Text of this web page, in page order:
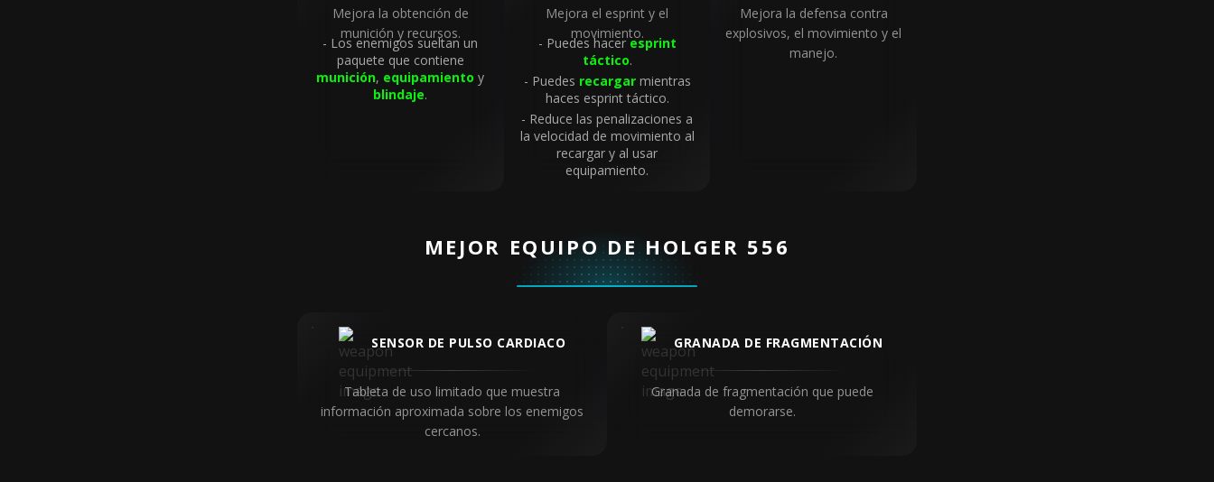
Mejora la obtención de
munición y recursos.
Los enemigos sueltan un
paquete que contiene
munición, equipamiento y
blindaje.
Mejora el esprint y el
movimiento.
Puedes haceresprint
táctico.
Puedes recargarmientras
haces esprint táctico.
Reduce las penalizaciones a
la velocidad de movimiento al
recargar y al usar
equipamiento.
Mejora la defensa contra
explosivos, el movimiento y el
manejo.
MEJOR EQUIPO DE HOLGER 556
SENSOR DE PULSO CARDIACO
Tableta de uso limitado que muestra
información aproximada sobre los enemigos
cercanos.
GRANADA DE FRAGMENTACIÓN
Granada de fragmentación que puede
demorarse.